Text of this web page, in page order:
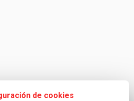
de cookies